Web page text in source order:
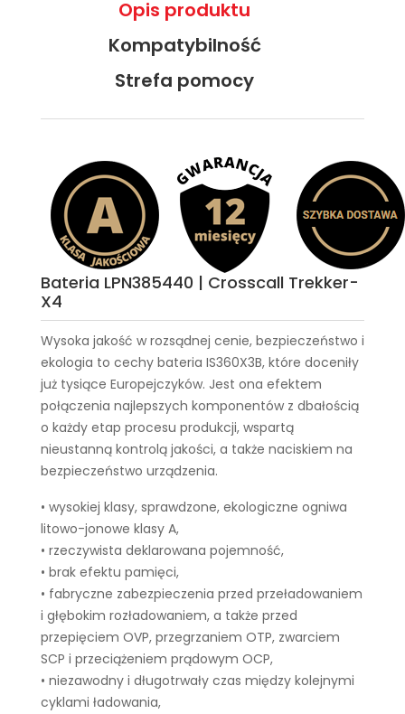
Opis produktu
Kompatybilność
Strefa pomocy
Bateria LPN385440 | Crosscall Trekker-
X4
Wysoka jakość w rozsądnej cenie, bezpieczeństwo i
ekologia to cechy bateria IS360X3B, które doceniły
już tysiące Europejczyków. Jest ona efektem
połączenia najlepszych komponentów z dbałością
o każdy etap procesu produkcji, wspartą
nieustanną kontrolą jakości, a także naciskiem na
bezpieczeństwo urządzenia.
• wysokiej klasy, sprawdzone, ekologiczne ogniwa
litowo-jonowe klasy A,
• rzeczywista deklarowana pojemność,
• brak efektu pamięci,
• fabryczne zabezpieczenia przed przeładowaniem
i głębokim rozładowaniem, a także przed
przepięciem OVP, przegrzaniem OTP, zwarciem
SCP i przeciążeniem prądowym OCP,
• niezawodny i długotrwały czas między kolejnymi
cyklami ładowania,